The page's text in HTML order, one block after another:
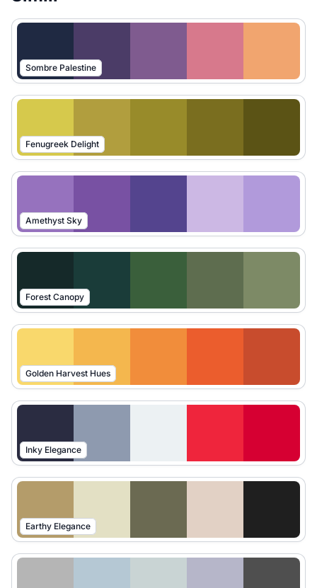
Sombre Palestine
Fenugreek Delight
Amethyst Sky
Forest Canopy
Golden Harvest Hues
Inky Elegance
Earthy Elegance